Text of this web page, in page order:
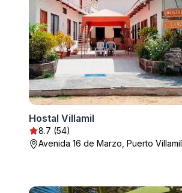
Hostal Villamil
8.7 (54)
Avenida 16 de Marzo, Puerto Villamil